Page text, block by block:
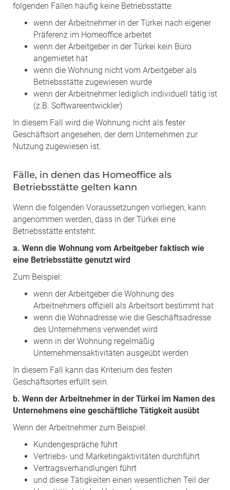
folgenden Fällen häufig keine Betriebsstätte:
wenn der Arbeitnehmer in der Türkei nach eigener
Präferenz im Homeoffice arbeitet
wenn der Arbeitgeber in der Türkei kein Büro
angemietet hat
wenn die Wohnung nicht vom Arbeitgeber als
Betriebsstätte zugewiesen wurde
wenn der Arbeitnehmer lediglich individuell tätig ist
(z.B. Softwareentwickler)
In diesem Fall wird die Wohnung nicht als fester
Geschäftsort angesehen, der dem Unternehmen zur
Nutzung zugewiesen ist.
Fälle, in denen das Homeoffice als
Betriebsstätte gelten kann
Wenn die folgenden Voraussetzungen vorliegen, kann
angenommen werden, dass in der Türkei eine
Betriebsstätte entsteht:
a. Wenn die Wohnung vom Arbeitgeber faktisch wie
eine Betriebsstätte genutzt wird
Zum Beispiel:
wenn der Arbeitgeber die Wohnung des
Arbeitnehmers offiziell als Arbeitsort bestimmt hat
wenn die Wohnadresse wie die Geschäftsadresse
des Unternehmens verwendet wird
wenn in der Wohnung regelmäßig
Unternehmensaktivitäten ausgeübt werden
In diesem Fall kann das Kriterium des festen
Geschäftsortes erfüllt sein.
b. Wenn der Arbeitnehmer in der Türkei im Namen des
Unternehmens eine geschäftliche Tätigkeit ausübt
Wenn der Arbeitnehmer zum Beispiel:
Kundengespräche führt
Vertriebs- und Marketingaktivitäten durchführt
Vertragsverhandlungen führt
und diese Tätigkeiten einen wesentlichen Teil der